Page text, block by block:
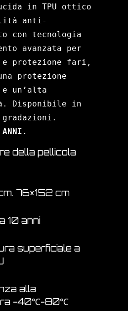
in TPU ottico
anti-
con tecnologia
avanzata per
e protezione fari,
protezione
e un’alta
Disponibile in
ANNI.
della pellicola
76×152 cm
10 anni
superficiale a
alla
-40℃-80℃